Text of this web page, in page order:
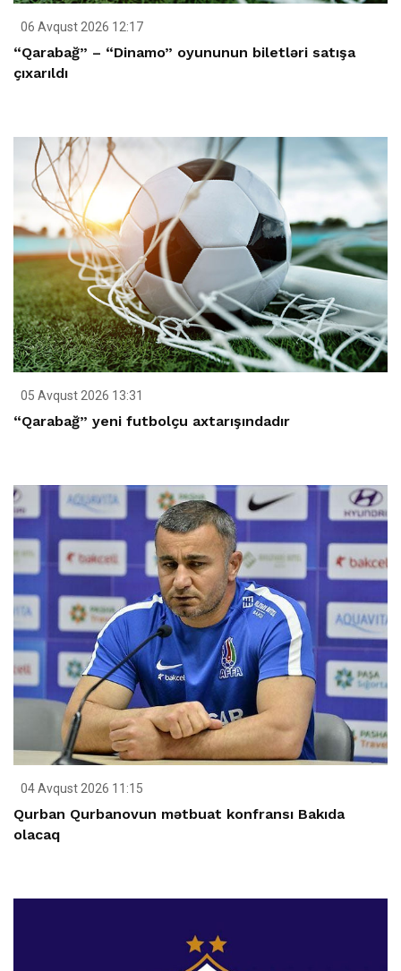
06 Avqust 2026 12:17
“Qarabağ” – “Dinamo” oyununun biletləri satışa
çıxarıldı
05 Avqust 2026 13:31
“Qarabağ” yeni futbolçu axtarışındadır
04 Avqust 2026 11:15
Qurban Qurbanovun mətbuat konfransı Bakıda
olacaq